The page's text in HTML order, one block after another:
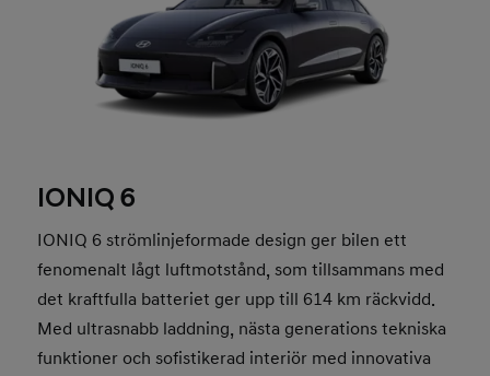
IONIQ 6
IONIQ 6 strömlinjeformade design ger bilen ett
fenomenalt lågt luftmotstånd, som tillsammans med
det kraftfulla batteriet ger upp till 614 km räckvidd.
Med ultrasnabb laddning, nästa generations tekniska
funktioner och sofistikerad interiör med innovativa